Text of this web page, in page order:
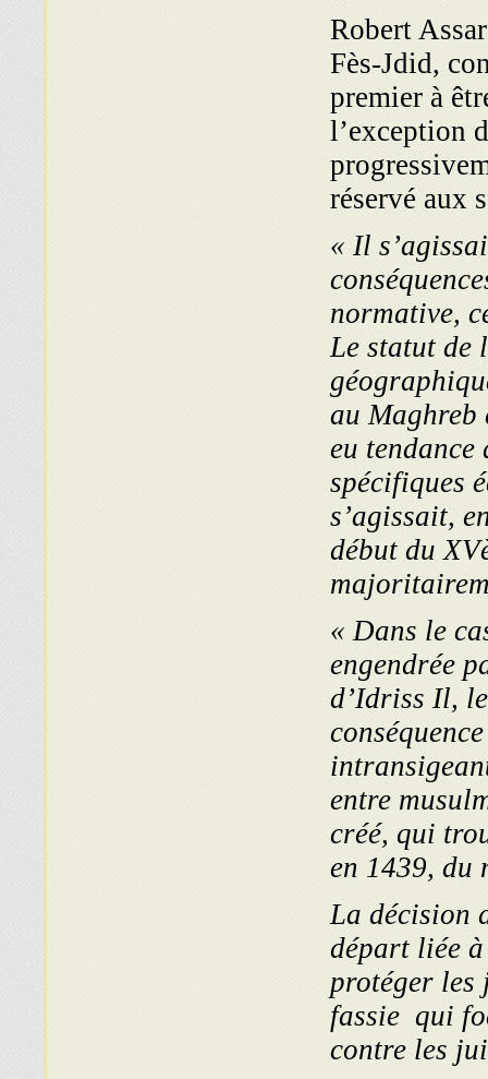
Robert
Fès-Jdid,
premier à
l’exception
réservé aux
« Il
normative,
Le statut de
au Maghreb
eu
spécifiques
s’agissait,
début du
« Dans le
engendrée
d’Idriss Il,
entre
créé, qui
en 1439, du
La décision
départ liée
protéger les
fassie qui
contre les